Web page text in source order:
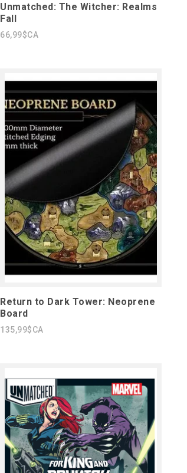
Unmatched: The Witcher: Realms
Fall
66,99$CA
Return to Dark Tower: Neoprene
Board
135,99$CA